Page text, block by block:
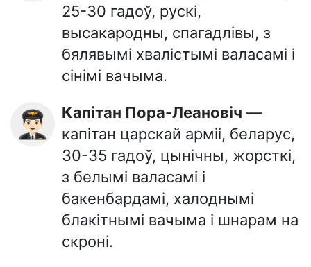
25-30 гадоў, рускі,
высакародны, спагадлівы, з
бялявымі хвалістымі валасамі і
сінімі вачыма.
👨🏻‍✈️ Капітан Пора-Леановіч —
капітан царскай арміі, беларус,
30-35 гадоў, цынічны, жорсткі,
з белымі валасамі і
бакенбардамі, халоднымі
блакітнымі вачыма і шнарам на
скроні.